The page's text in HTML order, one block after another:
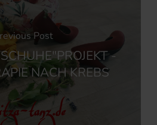
Post
-
NACH KREBS